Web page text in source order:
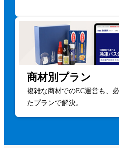
商材別プラン
複雑な商材でのEC運営も、
たプランで解決。